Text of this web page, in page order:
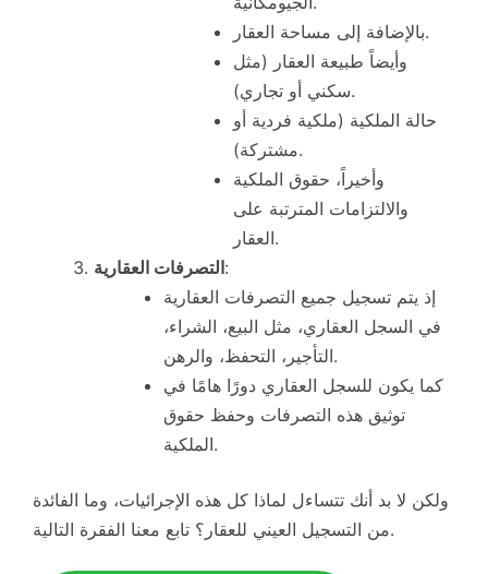
بالإضافة إلى مساحة العقار.
وأيضاً طبيعة العقار (مثل
سكني أو تجاري).
حالة الملكية (ملكية فردية أو
مشتركة).
وأخيراً، حقوق الملكية
والالتزامات المترتبة على
العقار.
التصرفات العقارية:
إذ يتم تسجيل جميع التصرفات العقارية
في السجل العقاري، مثل البيع، الشراء،
التأجير، التحفظ، والرهن.
كما يكون للسجل العقاري دورًا هامًا في
توثيق هذه التصرفات وحفظ حقوق
الملكية.
ولكن لا بد أنك تتساءل لماذا كل هذه الإجرائيات، وما الفائدة
من التسجيل العيني للعقار؟ تابع معنا الفقرة التالية.